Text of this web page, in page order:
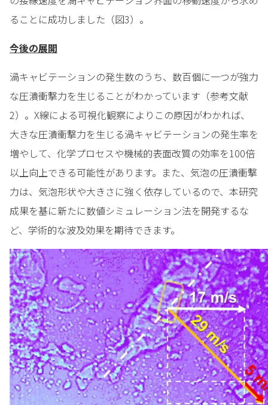
ることに成功しました（図3）。
今後の展開
渦キャビテーションの発生数のうち、数百個に一つが強力
な圧潰衝撃力を生じることがわかっています（参考文献
2）。X線による可視化観察によりこの原因がわかれば、
大きな圧潰衝撃力を生じる渦キャビテーションの発生率を
増やして、化学プロセスや機械的表面改質の効率を100倍
以上向上できる可能性があります。また、気泡の圧潰衝撃
力は、気泡形状や大きさに強く依存しているので、本研究
成果を基に新たに数値シミュレーション法を開発するな
ど、学術的な波及効果を期待できます。